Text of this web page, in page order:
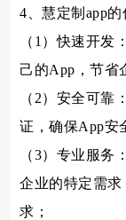
4、慧定制app的
（1）快速开发
己的App，节省
（2）安全可靠
证，确保App安
（3）专业服务
企业的特定需
求；